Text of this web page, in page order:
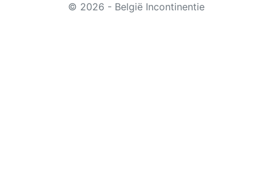
© 2026 - België Incontinentie